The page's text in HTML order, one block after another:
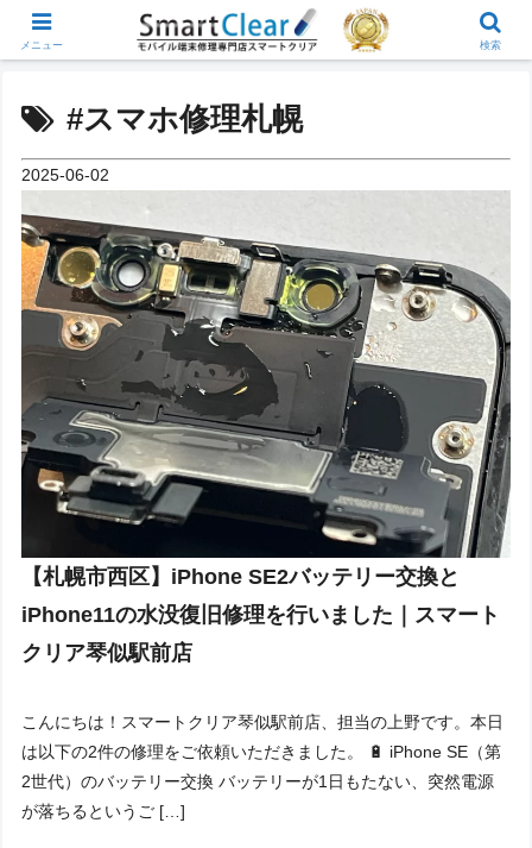
#スマホ修理札幌
2025-06-02
【札幌市西区】iPhone SE2バッテリー交換と
iPhone11の水没復旧修理を行いました｜スマート
クリア琴似駅前店
こんにちは！スマートクリア琴似駅前店、担当の上野です。本日
は以下の2件の修理をご依頼いただきました。 🔋 iPhone SE（第
2世代）のバッテリー交換 バッテリーが1日もたない、突然電源
が落ちるというご […]
メニュー 検索